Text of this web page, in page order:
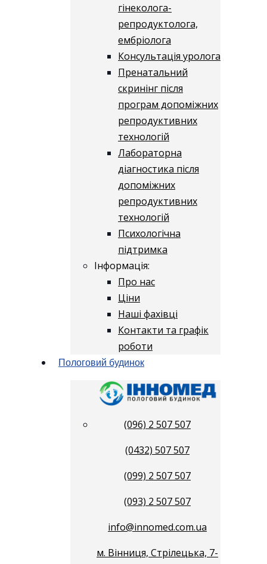
гінеколога-
репродуктолога,
ембріолога
Консультація уролога
Пренатальний
скринінг після
програм допоміжних
репродуктивних
технологій
​​Лабораторна
діагностика після
допоміжних
репродуктивних
технологій
​​Психологічна
підтримка
Інформація:
Про нас
Ціни
Наші фахівці
Контакти та графік
роботи
Пологовий будинок
(096) 2 507 507
(0432) 507 507
(099) 2 507 507
(093) 2 507 507
info@innomed.com.ua
м. Вінниця, Стрілецька, 7-